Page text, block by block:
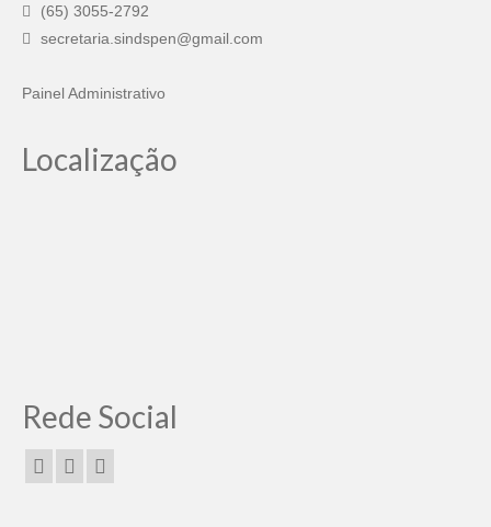
(65) 3055-2792
secretaria.sindspen@gmail.com
Painel Administrativo
Localização
Rede Social